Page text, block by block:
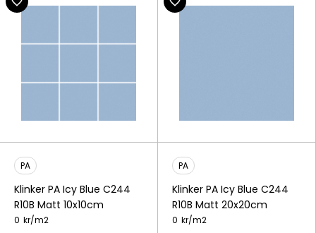
PA
Klinker PA Icy Blue C244
R10B Matt 10x10cm
0 kr/m2
PA
Klinker PA Icy Blue C244
R10B Matt 20x20cm
0 kr/m2